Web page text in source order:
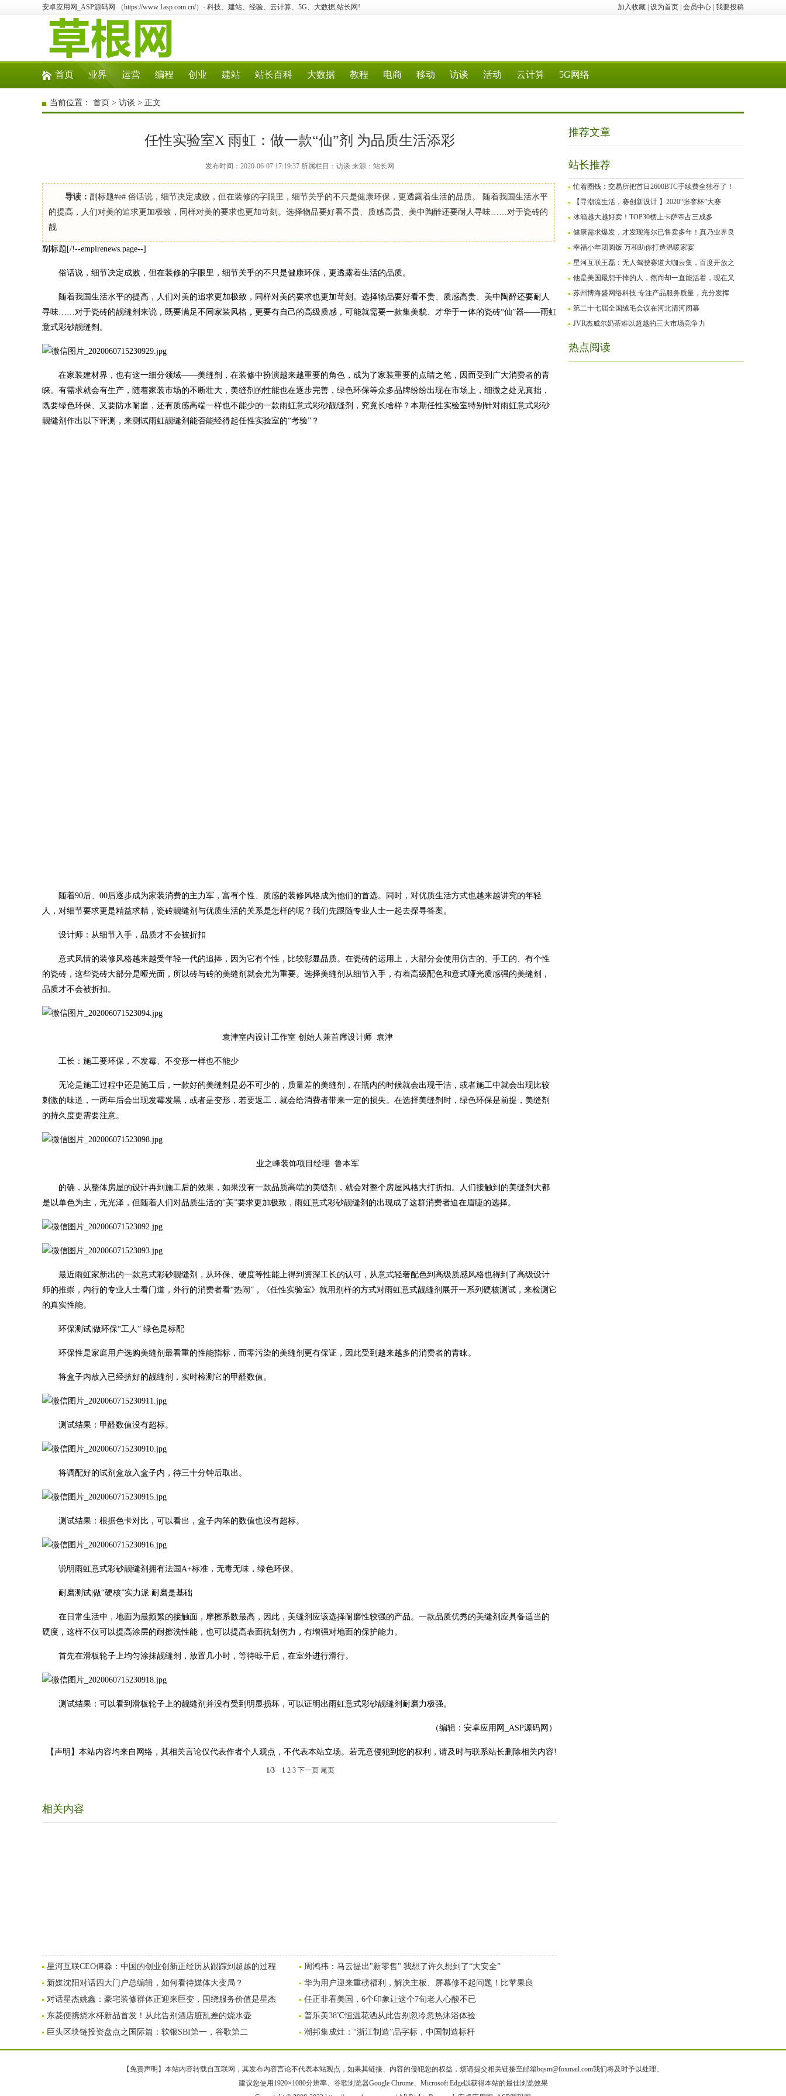
加入收藏 设为首页 会员中心 我要投稿
安卓应用网_ASP源码网 （https://www.1asp.com.cn/）- 科技、建站、经验、云计算、5G、大数据,站长网!
首页 业界 运营 编程 创业 建站 站长百科 大数据 教程 电商 移动 访谈 活动 云计算 5G网络
当前位置： 首页 > 访谈 > 正文
任性实验室X 雨虹：做一款“仙”剂 为品质生活添彩
发布时间：2020-06-07 17:19:37 所属栏目：访谈 来源：站长网
导读： 副标题#e# 俗话说，细节决定成败，但在装修的字眼里，细节关乎的不只是健康环保，更透露着生活的品质。 随着我国生活水平
的提高，人们对美的追求更加极致，同样对美的要求也更加苛刻。选择物品要好看不贵、质感高贵、美中陶醉还要耐人寻味……对于瓷砖的
靓
副标题[/!--empirenews.page--]
俗话说，细节决定成败，但在装修的字眼里，细节关乎的不只是健康环保，更透露着生活的品质。
随着我国生活水平的提高，人们对美的追求更加极致，同样对美的要求也更加苛刻。选择物品要好看不贵、质感高贵、美中陶醉还要耐人
寻味……对于瓷砖的靓缝剂来说，既要满足不同家装风格，更要有自己的高级质感，可能就需要一款集美貌、才华于一体的瓷砖“仙”器——雨虹
意式彩砂靓缝剂。
在家装建材界，也有这一细分领域——美缝剂，在装修中扮演越来越重要的角色，成为了家装重要的点睛之笔，因而受到广大消费者的青
睐。有需求就会有生产，随着家装市场的不断壮大，美缝剂的性能也在逐步完善，绿色环保等众多品牌纷纷出现在市场上，细微之处见真拙，
既要绿色环保、又要防水耐磨，还有质感高端一样也不能少的一款雨虹意式彩砂靓缝剂，究竟长啥样？本期任性实验室特别针对雨虹意式彩砂
靓缝剂作出以下评测，来测试雨虹靓缝剂能否能经得起任性实验室的“考验”？
随着90后、00后逐步成为家装消费的主力军，富有个性、质感的装修风格成为他们的首选。同时，对优质生活方式也越来越讲究的年轻
人，对细节要求更是精益求精，瓷砖靓缝剂与优质生活的关系是怎样的呢？我们先跟随专业人士一起去探寻答案。
设计师：从细节入手，品质才不会被折扣
意式风情的装修风格越来越受年轻一代的追捧，因为它有个性，比较彰显品质。在瓷砖的运用上，大部分会使用仿古的、手工的、有个性
的瓷砖，这些瓷砖大部分是哑光面，所以砖与砖的美缝剂就会尤为重要。选择美缝剂从细节入手，有着高级配色和意式哑光质感强的美缝剂，
品质才不会被折扣。
袁津室内设计工作室 创始人兼首席设计师 袁津
工长：施工要环保，不发霉、不变形一样也不能少
无论是施工过程中还是施工后，一款好的美缝剂是必不可少的，质量差的美缝剂，在瓶内的时候就会出现干洁，或者施工中就会出现比较
刺激的味道，一两年后会出现发霉发黑，或者是变形，若要返工，就会给消费者带来一定的损失。在选择美缝剂时，绿色环保是前提，美缝剂
的持久度更需要注意。
业之峰装饰项目经理 鲁本军
的确，从整体房屋的设计再到施工后的效果，如果没有一款品质高端的美缝剂，就会对整个房屋风格大打折扣。人们接触到的美缝剂大都
是以单色为主，无光泽，但随着人们对品质生活的“美”要求更加极致，雨虹意式彩砂靓缝剂的出现成了这群消费者迫在眉睫的选择。
最近雨虹家新出的一款意式彩砂靓缝剂，从环保、硬度等性能上得到资深工长的认可，从意式轻奢配色到高级质感风格也得到了高级设计
师的推崇，内行的专业人士看门道，外行的消费者看“热闹”，《任性实验室》就用别样的方式对雨虹意式靓缝剂展开一系列硬核测试，来检测它
的真实性能。
环保测试|做环保“工人” 绿色是标配
环保性是家庭用户选购美缝剂最看重的性能指标，而零污染的美缝剂更有保证，因此受到越来越多的消费者的青睐。
将盒子内放入已经挤好的靓缝剂，实时检测它的甲醛数值。
测试结果：甲醛数值没有超标。
将调配好的试剂盒放入盒子内，待三十分钟后取出。
测试结果：根据色卡对比，可以看出，盒子内笨的数值也没有超标。
说明雨虹意式彩砂靓缝剂拥有法国A+标准，无毒无味，绿色环保。
耐磨测试|做“硬核”实力派 耐磨是基础
在日常生活中，地面为最频繁的接触面，摩擦系数最高，因此，美缝剂应该选择耐磨性较强的产品。一款品质优秀的美缝剂应具备适当的
硬度，这样不仅可以提高涂层的耐擦洗性能，也可以提高表面抗划伤力，有增强对地面的保护能力。
首先在滑板轮子上均匀涂抹靓缝剂，放置几小时，等待晾干后，在室外进行滑行。
测试结果：可以看到滑板轮子上的靓缝剂并没有受到明显损坏，可以证明出雨虹意式彩砂靓缝剂耐磨力极强。
（编辑：安卓应用网_ASP源码网）
【声明】本站内容均来自网络，其相关言论仅代表作者个人观点，不代表本站立场。若无意侵犯到您的权利，请及时与联系站长删除相关内容!
1/3 1 2 3 下一页 尾页
相关内容
星河互联CEO傅淼：中国的创业创新正经历从跟踪到超越的过程
周鸿祎：马云提出"新零售" 我想了许久想到了“大安全”
新媒沈阳对话四大门户总编辑，如何看待媒体大变局？
华为用户迎来重磅福利，解决主板、屏幕修不起问题！比苹果良
对话星杰姚鑫：豪宅装修群体正迎来巨变，围绕服务价值是星杰
任正非看美国，6个印象让这个7旬老人心酸不已
东菱便携烧水杯新品首发！从此告别酒店脏乱差的烧水壶
普乐美38℃恒温花洒从此告别忽冷忽热沐浴体验
巨头区块链投资盘点之国际篇：软银SBI第一，谷歌第二
潮邦集成灶：“浙江制造”品字标，中国制造标杆
推荐文章
站长推荐
忙着圈钱：交易所把首日2600BTC手续费全独吞了！
【寻潮流生活，赛创新设计 】2020“张謇杯”大赛
冰箱越大越好卖！TOP30榜上卡萨帝占三成多
健康需求爆发，才发现海尔已售卖多年！真乃业界良
幸福小年团圆饭 万和助你打造温暖家宴
星河互联王磊：无人驾驶赛道大咖云集，百度开放之
他是美国最想干掉的人，然而却一直能活着，现在又
苏州博海盛网络科技:专注产品服务质量，充分发挥
第二十七届全国绒毛会议在河北清河闭幕
JVR杰威尔奶茶难以超越的三大市场竞争力
热点阅读
【免责声明】本站内容转载自互联网，其发布内容言论不代表本站观点，如果其链接、内容的侵犯您的权益，烦请提交相关链接至邮箱bqsm@foxmail.com我们将及时予以处理。
建议您使用1920×1080分辨率、谷歌浏览器Google Chrome、Microsoft Edge以获得本站的最佳浏览效果